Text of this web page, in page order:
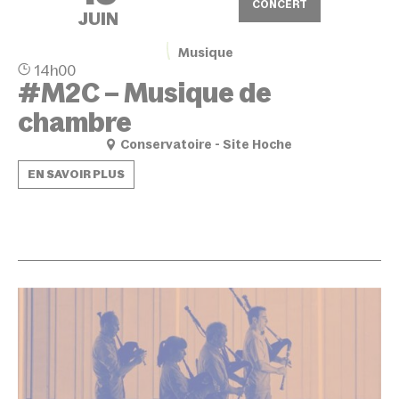
JUIN
CONCERT
Musique
14h00
#M2C – Musique de
chambre
Conservatoire - Site Hoche
EN SAVOIR PLUS